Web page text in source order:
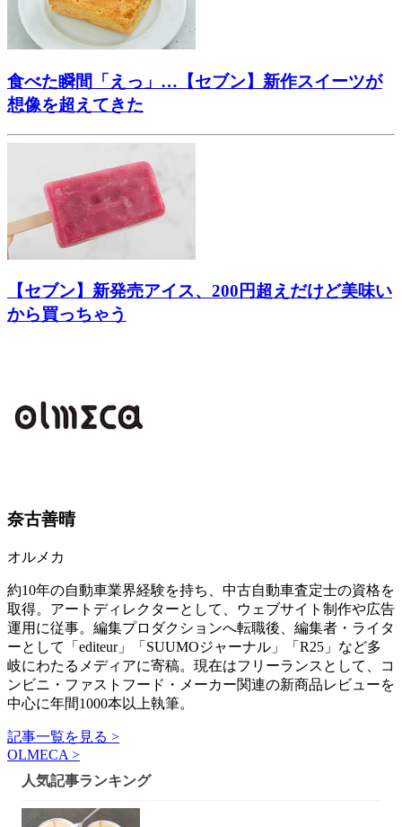
食べた瞬間「えっ」…【セブン】新作スイーツが
想像を超えてきた
【セブン】新発売アイス、200円超えだけど美味い
から買っちゃう
奈古善晴
オルメカ
約10年の自動車業界経験を持ち、中古自動車査定士の資格を
取得。アートディレクターとして、ウェブサイト制作や広告
運用に従事。編集プロダクションへ転職後、編集者・ライタ
ーとして「editeur」「SUUMOジャーナル」「R25」など多
岐にわたるメディアに寄稿。現在はフリーランスとして、コ
ンビニ・ファストフード・メーカー関連の新商品レビューを
中心に年間1000本以上執筆。
記事一覧を見る >
OLMECA >
人気記事ランキング